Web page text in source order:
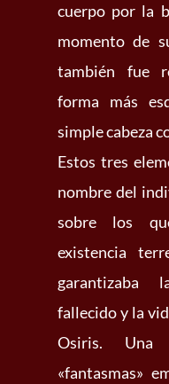
cuerpo por la
momento de
también fue
forma más
simple cabeza
Estos tres
nombre del
sobre los
existencia
garantizaba
fallecido y la
Osiris. Una
«fantasmas»